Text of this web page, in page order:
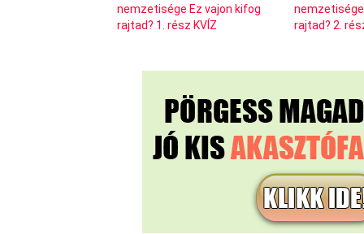
nemzetisége Ez vajon kifog
rajtad? 1. rész KVÍZ
rajtad? 2.